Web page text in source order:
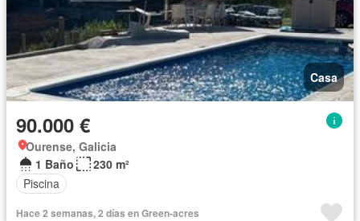
Casa
90.000 €
Ourense, Galicia
1 Baño
230 m²
Piscina
Hace 2 semanas, 2 días en Green-acres